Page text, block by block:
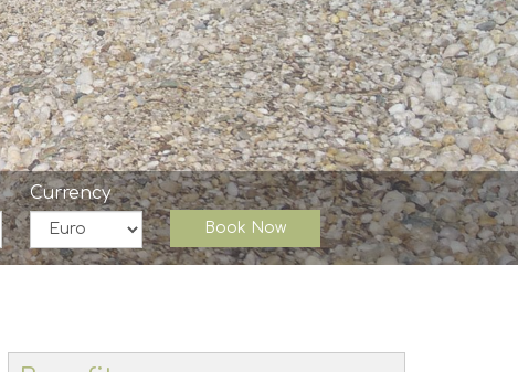
Currency
Book Now